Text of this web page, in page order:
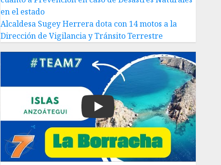
en el estado
Alcaldesa Sugey Herrera dota con 14 motos a la
Dirección de Vigilancia y Tránsito Terrestre
Play